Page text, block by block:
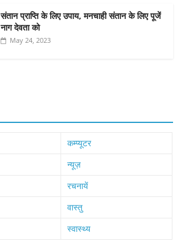
संतान प्राप्ति के लिए उपाय, मनचाही संतान के लिए पूजें
नाग देवता को
May 24, 2023
कम्प्यूटर
न्यूज़
रचनायें
वास्तु
स्वास्थ्य